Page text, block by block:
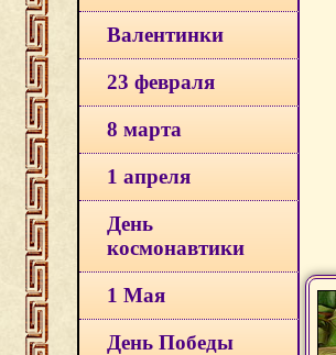
Валентинки
23 февраля
8 марта
1 апреля
День
космонавтики
1 Мая
День Победы